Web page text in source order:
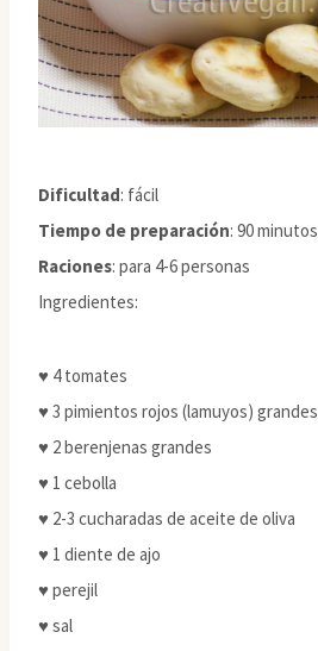
Dificultad: fácil
Tiempo de preparación: 90 minutos
Raciones: para 4-6 personas
Ingredientes:
♥ 4 tomates
♥ 3 pimientos rojos (lamuyos) grandes
♥ 2 berenjenas grandes
♥ 1 cebolla
♥ 2-3 cucharadas de aceite de oliva
♥ 1 diente de ajo
♥ perejil
♥ sal